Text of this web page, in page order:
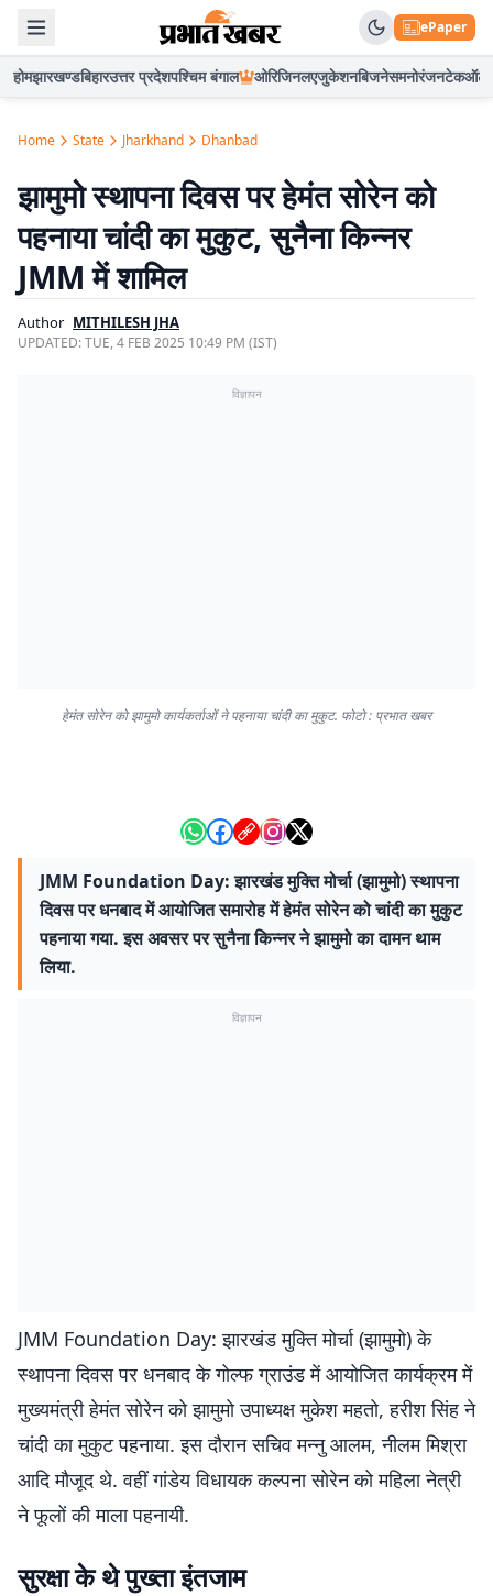
ePaper
होमझारखण्डबिहारउत्तर प्रदेशपश्चिम बंगाल ओरिजिनलएजुकेशनबिजनेसमनोरंजनटेकऑटो
Home State Jharkhand Dhanbad
झामुमो स्थापना दिवस पर हेमंत सोरेन को
पहनाया चांदी का मुकुट, सुनैना किन्नर
JMM में शामिल
Author MITHILESH JHA
UPDATED:TUE, 4 FEB 2025 10:49 PM (IST)
विज्ञापन
हेमंत सोरेन को झामुमो कार्यकर्ताओं ने पहनाया चांदी का मुकुट. फोटो : प्रभात खबर
JMM Foundation Day: झारखंड मुक्ति मोर्चा (झामुमो) स्थापना
दिवस पर धनबाद में आयोजित समारोह में हेमंत सोरेन को चांदी का मुकुट
पहनाया गया. इस अवसर पर सुनैना किन्नर ने झामुमो का दामन थाम
लिया.
विज्ञापन
JMM Foundation Day: झारखंड मुक्ति मोर्चा (झामुमो) के
स्थापना दिवस पर धनबाद के गोल्फ ग्राउंड में आयोजित कार्यक्रम में
मुख्यमंत्री हेमंत सोरेन को झामुमो उपाध्यक्ष मुकेश महतो, हरीश सिंह ने
चांदी का मुकुट पहनाया. इस दौरान सचिव मन्नु आलम, नीलम मिश्रा
आदि मौजूद थे. वहीं गांडेय विधायक कल्पना सोरेन को महिला नेत्री
ने फूलों की माला पहनायी.
सुरक्षा के थे पुख्ता इंतजाम